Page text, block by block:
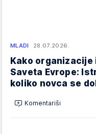
MLADI 28.07.2026.
Kako organizacije
Saveta Evrope:
koliko novca se
Komentariši